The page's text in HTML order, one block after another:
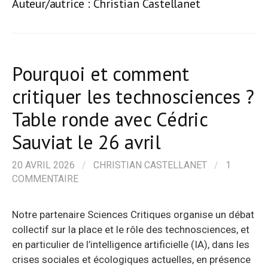
Auteur/autrice : Christian Castellanet
Pourquoi et comment
critiquer les technosciences ?
Table ronde avec Cédric
Sauviat le 26 avril
20 AVRIL 2026 / CHRISTIAN CASTELLANET /
1
COMMENTAIRE
Notre partenaire Sciences Critiques organise un débat
collectif sur la place et le rôle des technosciences, et
en particulier de l’intelligence artificielle (IA), dans les
crises sociales et écologiques actuelles, en présence